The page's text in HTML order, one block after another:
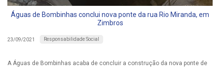
Águas de Bombinhas conclui nova ponte da rua Rio Miranda, em
Zimbros
23/09/2021 Responsabilidade Social
A Águas de Bombinhas acaba de concluir a construção da nova ponte de